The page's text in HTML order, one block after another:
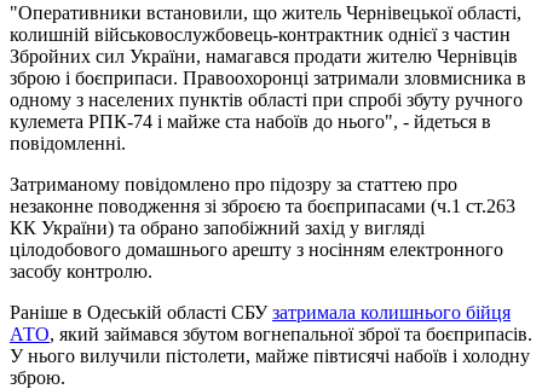
"Оперативники встановили, що житель Чернівецької області,
колишній військовослужбовець-контрактник однієї з частин
Збройних сил України, намагався продати жителю Чернівців
зброю і боєприпаси. Правоохоронці затримали зловмисника в
одному з населених пунктів області при спробі збуту ручного
кулемета РПК-74 і майже ста набоїв до нього", - йдеться в
повідомленні.
Затриманому повідомлено про підозру за статтею про
незаконне поводження зі зброєю та боєприпасами (ч.1 ст.263
КК України) та обрано запобіжний захід у вигляді
цілодобового домашнього арешту з носінням електронного
засобу контролю.
Раніше в Одеській області СБУзатримала колишнього бійця
АТО, який займався збутом вогнепальної зброї та боєприпасів.
У нього вилучили пістолети, майже півтисячі набоїв і холодну
зброю.